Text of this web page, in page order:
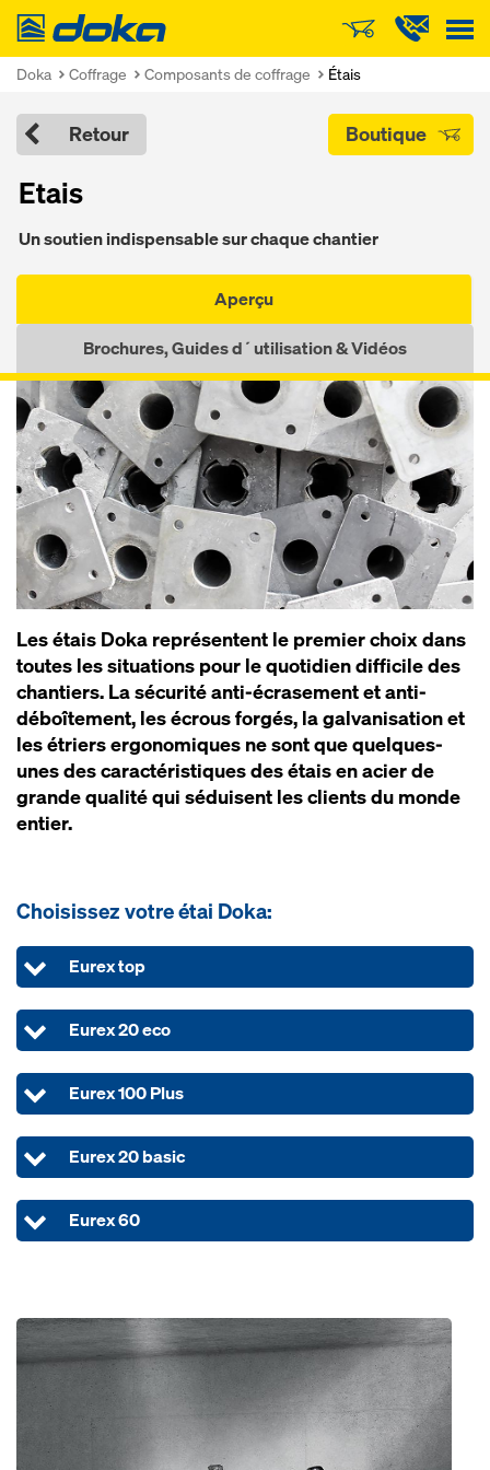
Doka
Doka Coffrage Composants de coffrage Étais
Retour Boutique
Etais
Un soutien indispensable sur chaque chantier
Aperçu
Brochures, Guides d´utilisation & Vidéos
Les étais Doka représentent le premier choix dans
toutes les situations pour le quotidien difficile des
chantiers. La sécurité anti-écrasement et anti-
déboîtement, les écrous forgés, la galvanisation et
les étriers ergonomiques ne sont que quelques-
unes des caractéristiques des étais en acier de
grande qualité qui séduisent les clients du monde
entier.
Choisissez votre étai Doka:
Eurex top
Eurex 20 eco
Eurex 100 Plus
Eurex 20 basic
Eurex 60
Open